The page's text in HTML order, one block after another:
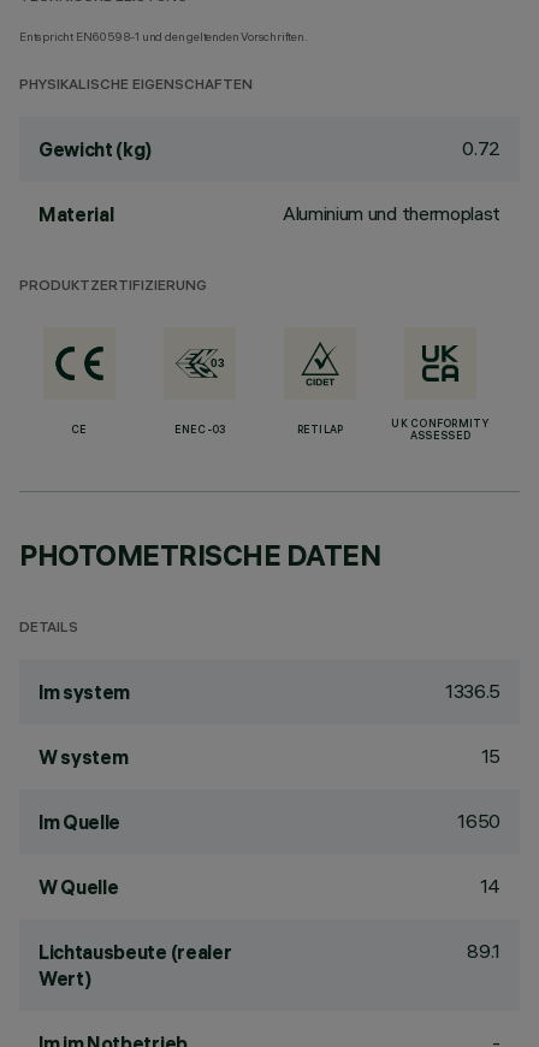
Entspricht EN60598-1 und den geltenden Vorschriften.
PHYSIKALISCHE EIGENSCHAFTEN
Gewicht (kg) 0.72
Material Aluminium und thermoplast
PRODUKTZERTIFIZIERUNG
CE ENEC-03 RETILAP
UK CONFORMITY
ASSESSED
PHOTOMETRISCHE DATEN
DETAILS
lm system 1336.5
W system 15
lm Quelle 1650
W Quelle 14
Lichtausbeute (realer
Wert)
89.1
-